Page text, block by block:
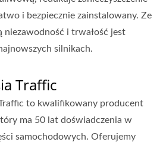
i bezpiecznie zainstalowany. Ze
niezawodność i trwałość jest
silnikach.
Traffic
to kwalifikowany producent
ma 50 lat doświadczenia w
samochodowych. Oferujemy